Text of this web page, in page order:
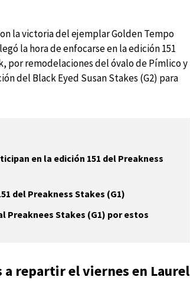
la victoria del ejemplar Golden Tempo
la hora de enfocarse en la edición 151
por remodelaciones del óvalo de Pímlico y
del Black Eyed Susan Stakes (G2) para
en la edición 151 del Preakness
del Preakness Stakes (G1)
Preaknees Stakes (G1) por estos
a repartir el viernes en Laurel